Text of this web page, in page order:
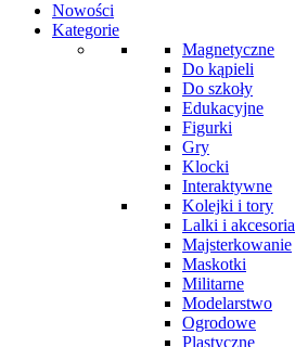
Nowości
Kategorie
Magnetyczne
Do kąpieli
Do szkoły
Edukacyjne
Figurki
Gry
Klocki
Interaktywne
Kolejki i tory
Lalki i akcesoria
Majsterkowanie
Maskotki
Militarne
Modelarstwo
Ogrodowe
Plastyczne